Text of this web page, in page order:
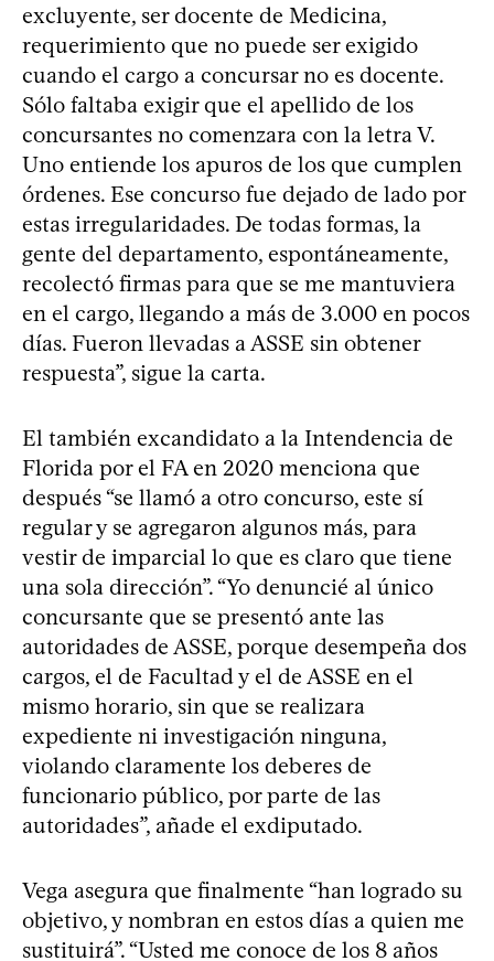
excluyente, ser docente de Medicina,
requerimiento que no puede ser exigido
cuando el cargo a concursar no es docente.
Sólo faltaba exigir que el apellido de los
concursantes no comenzara con la letra V.
Uno entiende los apuros de los que cumplen
órdenes. Ese concurso fue dejado de lado por
estas irregularidades. De todas formas, la
gente del departamento, espontáneamente,
recolectó firmas para que se me mantuviera
en el cargo, llegando a más de 3.000 en pocos
días. Fueron llevadas a ASSE sin obtener
respuesta”, sigue la carta.
El también excandidato a la Intendencia de
Florida por el FA en 2020 menciona que
después “se llamó a otro concurso, este sí
regular y se agregaron algunos más, para
vestir de imparcial lo que es claro que tiene
una sola dirección”. “Yo denuncié al único
concursante que se presentó ante las
autoridades de ASSE, porque desempeña dos
cargos, el de Facultad y el de ASSE en el
mismo horario, sin que se realizara
expediente ni investigación ninguna,
violando claramente los deberes de
funcionario público, por parte de las
autoridades”, añade el exdiputado.
Vega asegura que finalmente “han logrado su
objetivo, y nombran en estos días a quien me
sustituirá”. “Usted me conoce de los 8 años